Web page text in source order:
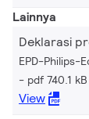
Lainnya
Deklarasi
EPD-Philips-
pdf 740.1 kB
View